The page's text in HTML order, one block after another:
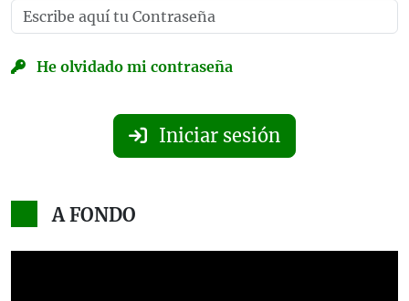
He olvidado mi contraseña
Iniciar sesión
A FONDO